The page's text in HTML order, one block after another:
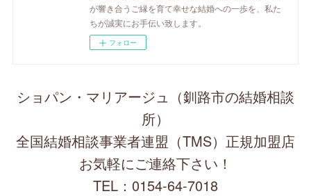
が響き合うご縁を育て幸せな結婚への一歩を、私た
ちが誠実にお手伝い致します。
フォロー
ショパン・マリアージュ（釧路市の結婚相談
所）
全国結婚相談事業者連盟（TMS）正規加盟店
お気軽にご連絡下さい！
TEL：0154-64-7018